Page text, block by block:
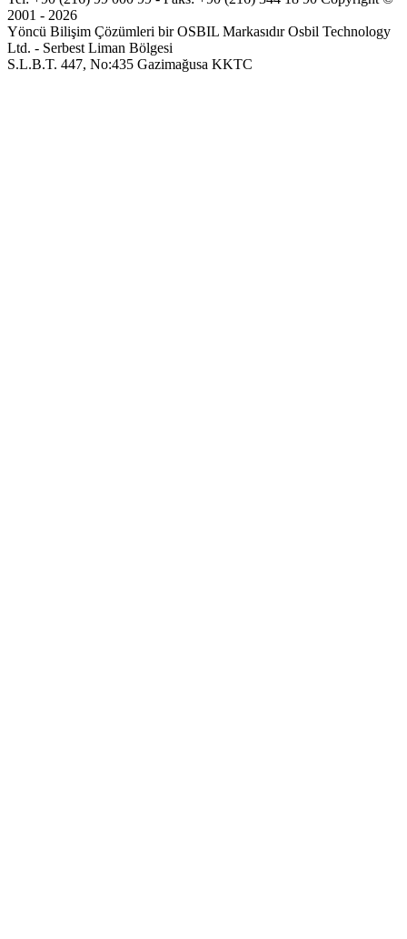
2001 - 2026
Yöncü Bilişim Çözümleri bir OSBIL Markasıdır Osbil Technology
Ltd. - Serbest Liman Bölgesi
S.L.B.T. 447, No:435 Gazimağusa KKTC